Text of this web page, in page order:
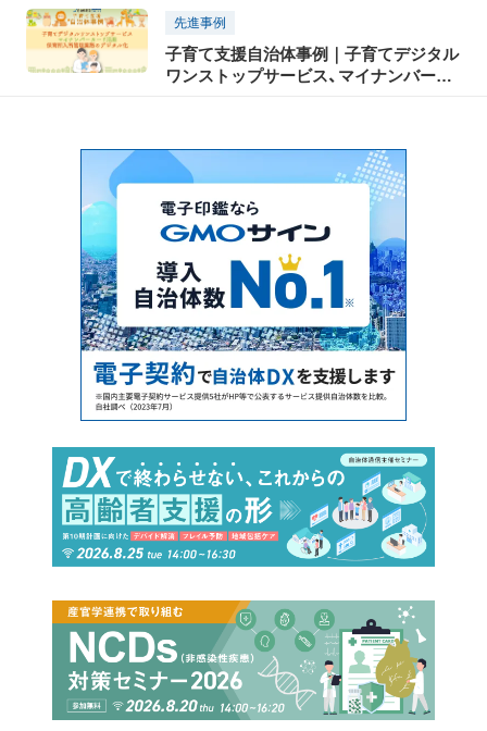
先進事例
子育て支援自治体事例｜子育てデジタル
ワンストップサービス、マイナンバーカ